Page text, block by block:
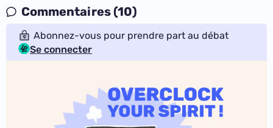
Commentaires (10)
Abonnez-vous pour prendre part au débat
Se connecter